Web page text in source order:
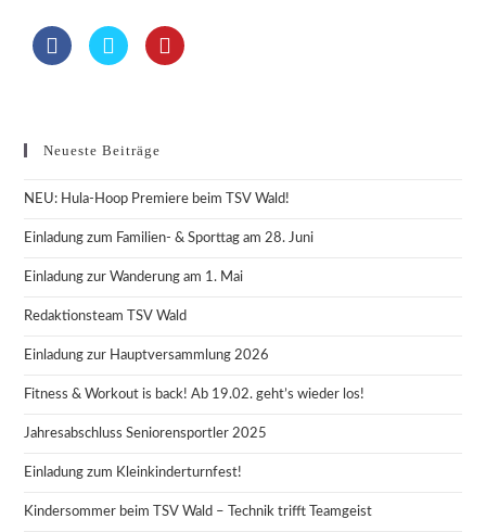
Neueste Beiträge
NEU: Hula-Hoop Premiere beim TSV Wald!
Einladung zum Familien- & Sporttag am 28. Juni
Einladung zur Wanderung am 1. Mai
Redaktionsteam TSV Wald
Einladung zur Hauptversammlung 2026
Fitness & Workout is back! Ab 19.02. geht’s wieder los!
Jahresabschluss Seniorensportler 2025
Einladung zum Kleinkinderturnfest!
Kindersommer beim TSV Wald – Technik trifft Teamgeist